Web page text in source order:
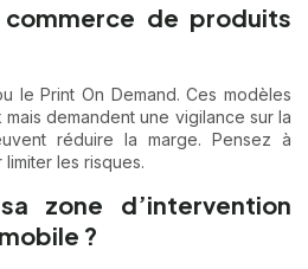
commerce de produits
le Print On Demand. Ces modèles
demandent une vigilance sur la
réduire la marge. Pensez à
les risques.
zone d’intervention
?